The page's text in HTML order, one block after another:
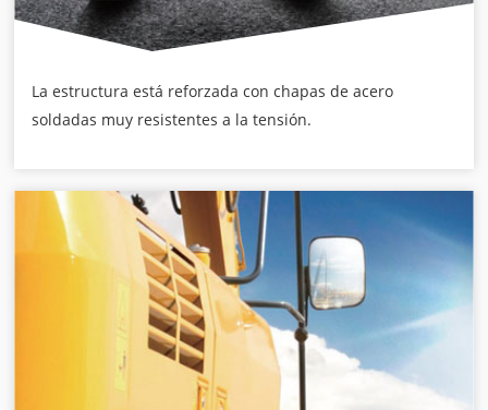
La estructura está reforzada con chapas de acero
soldadas muy resistentes a la tensión.